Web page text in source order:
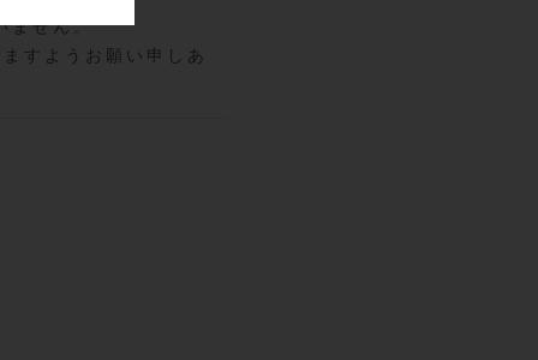
ません。
すようお願い申しあ